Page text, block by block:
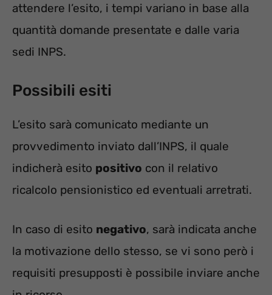
attendere l’esito, i tempi variano in base alla
quantità domande presentate e dalle varia
sedi INPS.
Possibili esiti
L’esito sarà comunicato mediante un
provvedimento inviato dall’INPS, il quale
indicherà esito positivo con il relativo
ricalcolo pensionistico ed eventuali arretrati.
In caso di esito negativo, sarà indicata anche
la motivazione dello stesso, se vi sono però i
requisiti presupposti è possibile inviare anche